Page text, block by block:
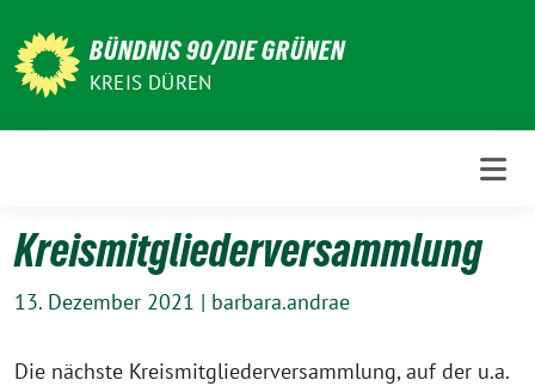
zum
Inhalt
BÜNDNIS 90/DIE GRÜNEN
KREIS DÜREN
Kreismitgliederversammlung
13. Dezember 2021 | barbara.andrae
Die nächste Kreismitgliederversammlung, auf der u.a.